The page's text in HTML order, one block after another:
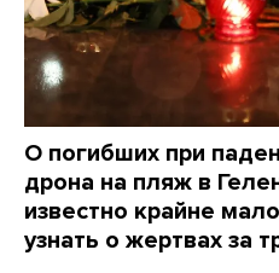
О погибших при
дрона на пляж в
известно крайне
узнать о жертвах за